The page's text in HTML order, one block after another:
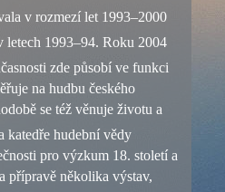
v rozmezí let 1993–2000
letech 1993–94. Roku 2004
zde působí ve funkci
na hudbu českého
se též věnuje životu a
katedře hudební vědy
pro výzkum 18. století a
přípravě několika výstav,